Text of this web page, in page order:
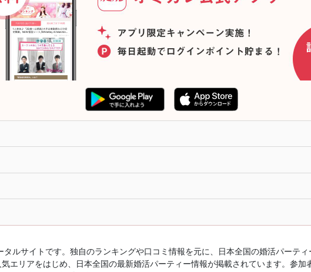
ルサイトです。独自のランキングや口コミ情報を元に、日本全国の婚活パーテ
エリアをはじめ、日本全国の最新婚活パーティー情報が掲載されています。参